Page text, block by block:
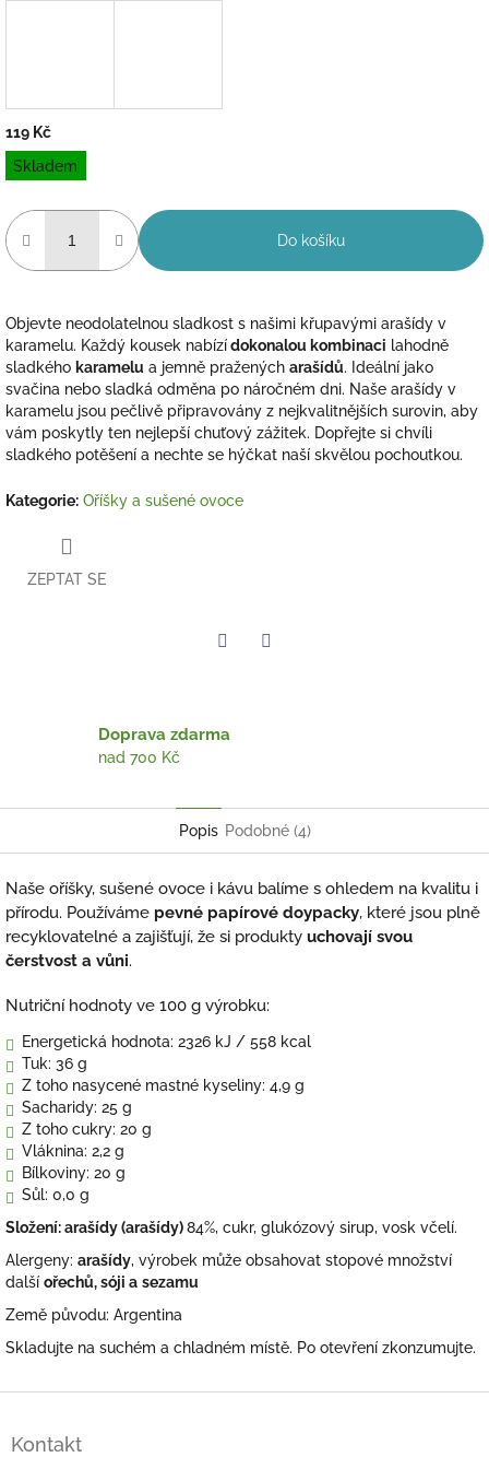
119 Kč
Měrná
cena:
Skladem
Do košíku
Objevte neodolatelnou sladkost s našimi křupavými arašídy v
karamelu. Každý kousek nabízídokonalou kombinaci lahodně
sladkého karamelu a jemně pražených arašídů. Ideální jako
svačina nebo sladká odměna po náročném dni. Naše arašídy v
karamelu jsou pečlivě připravovány z nejkvalitnějších surovin, aby
vám poskytly ten nejlepší chuťový zážitek. Dopřejte si chvíli
sladkého potěšení a nechte se hýčkat naší skvělou pochoutkou.
Kategorie: Oříšky a sušené ovoce
ZEPTAT SE
Doprava zdarma
nad 700 Kč
Popis Podobné (4)
Naše oříšky, sušené ovoce i kávu balíme s ohledem na kvalitu i
přírodu. Používáme pevné papírové doypacky, které jsou plně
recyklovatelné a zajišťují, že si produkty uchovají svou
čerstvost a vůni.
Nutriční hodnoty ve 100 g výrobku:
Energetická hodnota: 2326 kJ / 558 kcal
Tuk: 36 g
Z toho nasycené mastné kyseliny: 4,9 g
Sacharidy: 25 g
Z toho cukry: 20 g
Vláknina: 2,2 g
Bílkoviny: 20 g
Sůl: 0,0 g
Složení: arašídy (arašídy)84%, cukr, glukózový sirup, vosk včelí.
Alergeny: arašídy, výrobek může obsahovat stopové množství
další ořechů, sóji a sezamu
Země původu: Argentina
Skladujte na suchém a chladném místě. Po otevření zkonzumujte.
Kontakt